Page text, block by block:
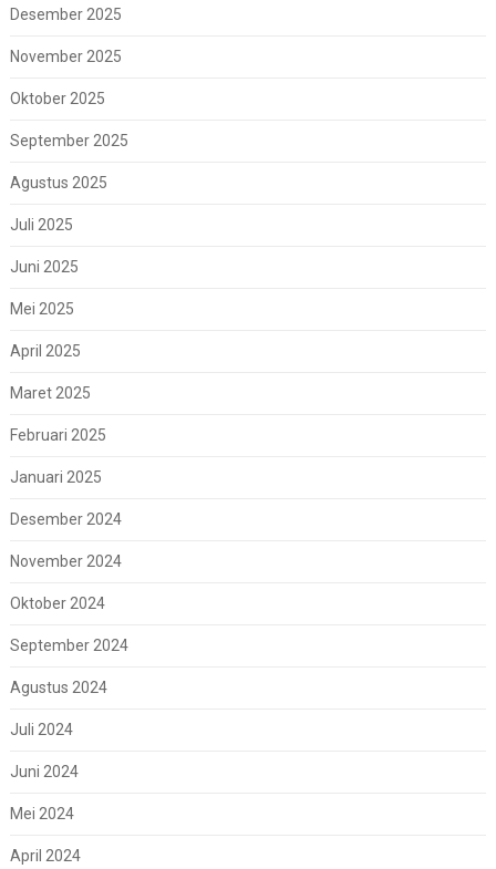
Desember 2025
November 2025
Oktober 2025
September 2025
Agustus 2025
Juli 2025
Juni 2025
Mei 2025
April 2025
Maret 2025
Februari 2025
Januari 2025
Desember 2024
November 2024
Oktober 2024
September 2024
Agustus 2024
Juli 2024
Juni 2024
Mei 2024
April 2024